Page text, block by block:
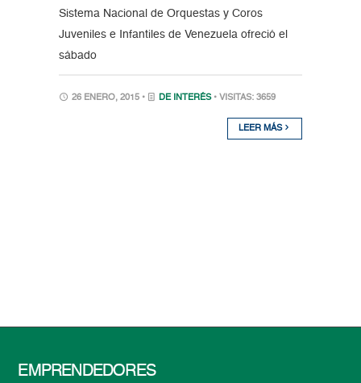
Sistema Nacional de Orquestas y Coros
Juveniles e Infantiles de Venezuela ofreció el
sábado
26 ENERO, 2015 • DE INTERÉS • VISITAS: 3659
LEER MÁS
EMPRENDEDORES